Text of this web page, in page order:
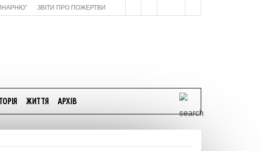
ЗВІТИ ПРО ПОЖЕРТВИ
ЖИТТЯ АРХІВ